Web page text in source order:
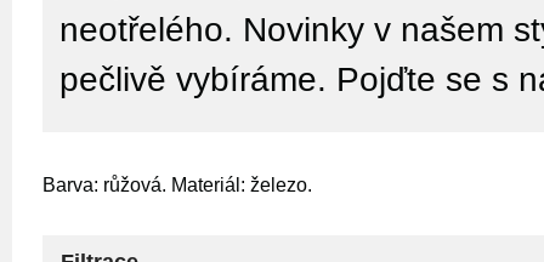
neotřelého. Novinky v našem
pečlivě vybíráme. Pojďte se s
Barva: růžová. Materiál: železo.